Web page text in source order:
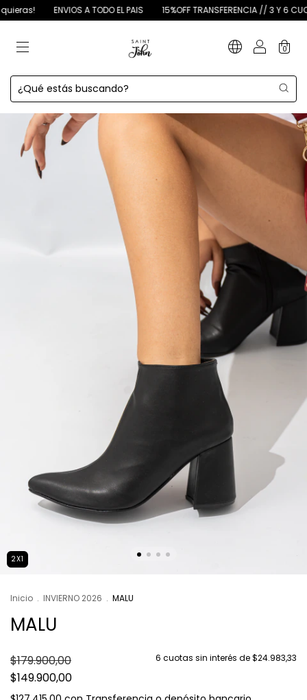
ENVIOS A TODO EL PAIS 15%OFF TRANSFERENCIA // 3 Y 6
0
2X1
Inicio . INVIERNO 2026 . MALU
MALU
$179.900,00
$149.900,00
6 cuotas sin interés de$24.983,33